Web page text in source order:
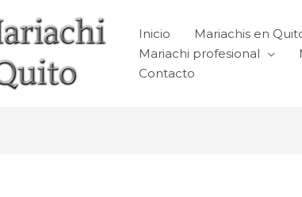
Inicio Mariachis en
Mariachi profesional
Contacto